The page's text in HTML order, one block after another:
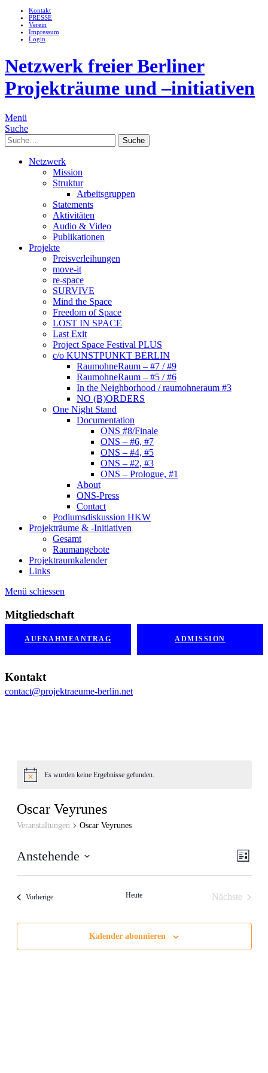
Kontakt
PRESSE
Verein
Impressum
Login
Netzwerk freier Berliner
Projekträume und –initiativen
Menü
Suche
Suche
Netzwerk
Mission
Struktur
Arbeitsgruppen
Statements
Aktivitäten
Audio & Video
Publikationen
Projekte
Preisverleihungen
move-it
re-space
SURVIVE
Mind the Space
Freedom of Space
LOST IN SPACE
Last Exit
Project Space Festival PLUS
c/o KUNSTPUNKT BERLIN
RaumohneRaum – #7 / #9
RaumohneRaum – #5 / #6
In the Neighborhood / raumohneraum #3
NO (B)ORDERS
One Night Stand
Documentation
ONS #8/Finale
ONS – #6, #7
ONS – #4, #5
ONS – #2, #3
ONS – Prologue, #1
About
ONS-Press
Contact
Podiumsdiskussion HKW
Projekträume & -Initiativen
Gesamt
Raumangebote
Projektraumkalender
Links
Menü schiessen
Mitgliedschaft
AUFNAHMEANTRAG ADMISSION
Kontakt
contact@projektraeume-berlin.net
HinweisEs wurden keine Ergebnisse gefunden.
Oscar Veyrunes
Veranstaltungen Oscar Veyrunes
Liste
Anstehende
VorherigeVeranstaltungen Heute
Nächste
Kalender abonnieren